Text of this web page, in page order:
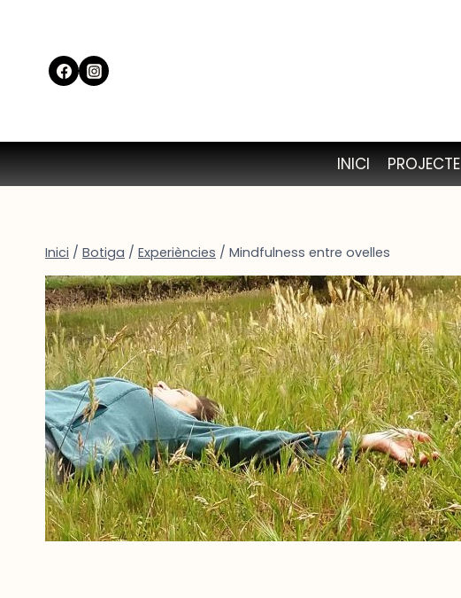
contingut
INICI PROJECTE
Inici / Botiga / Experiències / Mindfulness entre ovelles